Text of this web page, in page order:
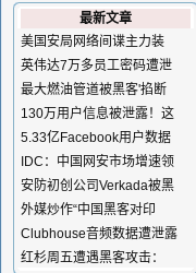
最新文章
美国安局网络间谍主力装
英伟达7万多员工密码遭泄
最大燃油管道被黑客'掐断
130万用户信息被泄露！这
5.33亿Facebook用户数据
IDC：中国网安市场增速领
安防初创公司Verkada被黑
外媒炒作“中国黑客对印
Clubhouse音频数据遭泄露
红杉周五遭遇黑客攻击：